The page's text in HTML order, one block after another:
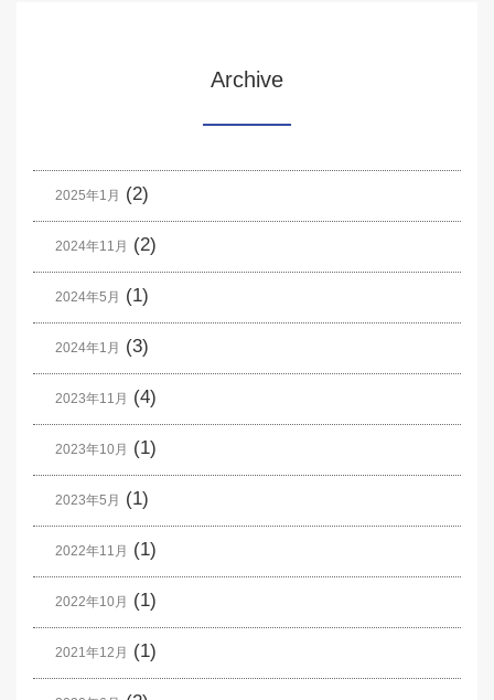
Archive
2025年1月 (2)
2024年11月 (2)
2024年5月 (1)
2024年1月 (3)
2023年11月 (4)
2023年10月 (1)
2023年5月 (1)
2022年11月 (1)
2022年10月 (1)
2021年12月 (1)